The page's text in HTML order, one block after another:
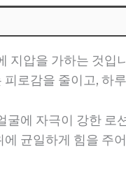
지압을 가하는 것
로감을 줄이고, 하
에 자극이 강한
균일하게 힘을